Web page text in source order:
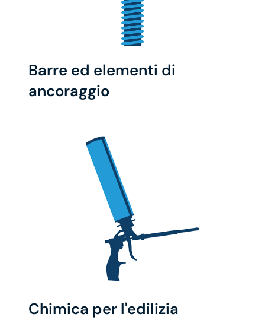
Barre ed elementi di
ancoraggio
Chimica per l'edilizia